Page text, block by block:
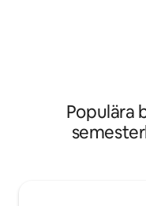
extra avgift.Populära